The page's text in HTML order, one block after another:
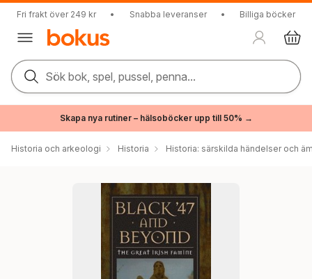
Fri frakt över 249 kr • Snabba leveranser • Billiga böcker
Sök bok, spel, pussel, penna...
Skapa nya rutiner – hälsoböcker upp till 50% →
Historia och arkeologi Historia Historia: särskilda händelser och